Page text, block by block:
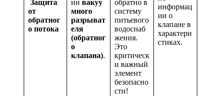
Защита
от
обратног
о потока
ии вакуу
много
разрыват
еля
(обратног
о
клапана).
обратно в
систему
питьевого
водоснаб
жения.
Это
критическ
и важный
элемент
безопасно
сти!
информац
ии о
клапане в
характери
стиках.